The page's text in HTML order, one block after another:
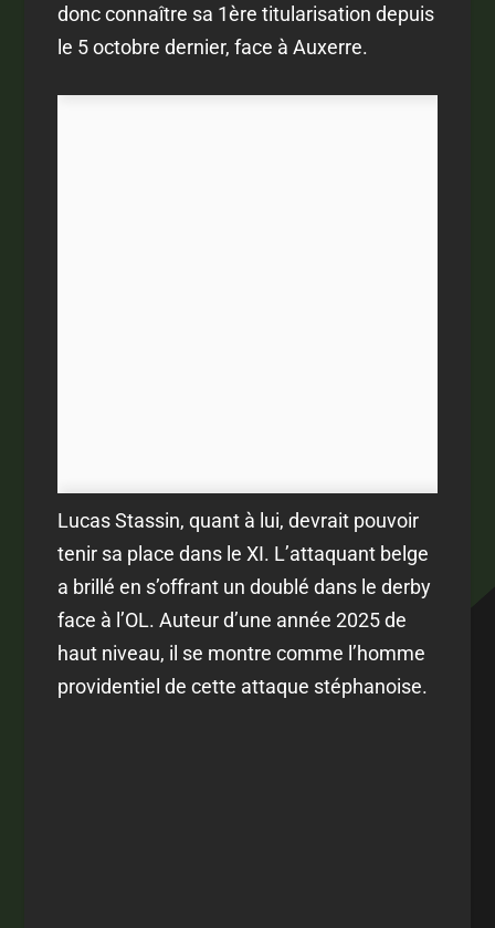
donc connaître sa 1ère titularisation depuis
le 5 octobre dernier, face à Auxerre.
Lucas Stassin, quant à lui, devrait pouvoir
tenir sa place dans le XI. L’attaquant belge
a brillé en s’offrant un doublé dans le derby
face à l’OL. Auteur d’une année 2025 de
haut niveau, il se montre comme l’homme
providentiel de cette attaque stéphanoise.